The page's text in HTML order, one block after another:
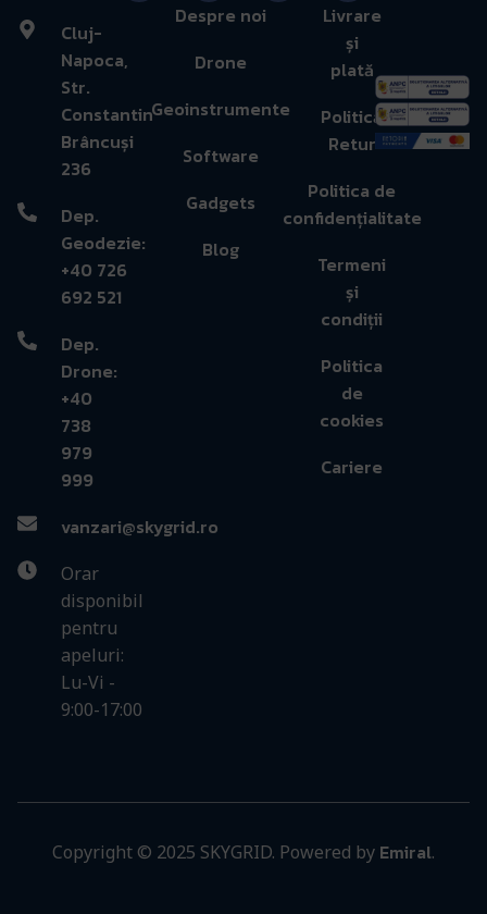
Cluj-
Napoca,
Str.
Constantin
Brâncuși
236
Dep.
Geodezie:
+40 726
692 521
Dep.
Drone:
+40
738
979
999
vanzari@skygrid.ro
Orar
disponibil
pentru
apeluri:
Lu-Vi -
9:00-17:00
Despre noi
Drone
Geoinstrumente
Software
Gadgets
Blog
Livrare
și
plată
Politică
Retur
Politica de
confidențialitate
Termeni
și
condiții
Politica
de
cookies
Cariere
Copyright © 2025 SKYGRID. Powered by Emiral.